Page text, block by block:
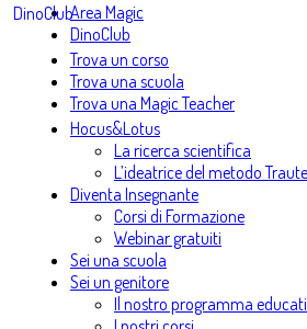
Area Magic
DinoClub
Trova un corso
Trova una scuola
Trova una Magic Teacher
Hocus&Lotus
La ricerca scientifica
L’ideatrice del metodo
Diventa Insegnante
Corsi di Formazione
Webinar gratuiti
Sei una scuola
Sei un genitore
Il nostro programma
DinoClub